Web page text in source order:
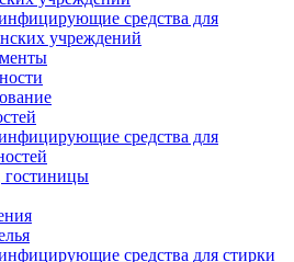
средства для
учреждений
средства для
средства для стирки